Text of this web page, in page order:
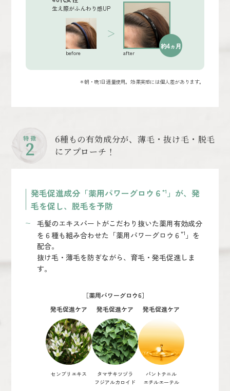
生え際がふんわり感UP
before after
＊朝・晩1日適量使用。効果実感には個人差があります。
特 徴
2
6種もの有効成分が、薄毛・抜け毛・脱毛
にアプローチ！
発毛促進成分「薬用パワーグロウ６ *1 」が、発
毛を促し、脱毛を予防
毛髪のエキスパートがこだわり抜いた薬用有効成分
を６種も組み合わせた「薬用パワーグロウ６ *1 」を
配合。
抜け毛・薄毛を防ぎながら、育毛・発毛促進しま
す。
［薬用パワーグロウ6］
発毛促進ケア
センブリエキス
発毛促進ケア
タマサキツヅラ
フジアルカロイド
発毛促進ケア
パントテニル
エチルエーテル